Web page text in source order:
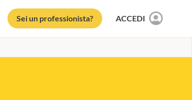
ACCEDI
Sei un professionista?